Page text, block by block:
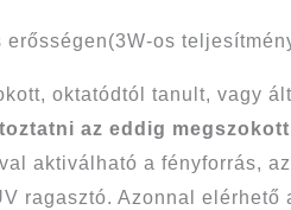
erősségen(3W-os
oktatódtól tanult, vagy
az eddig
aktiválható a fényforrás,
ragasztó. Azonnal